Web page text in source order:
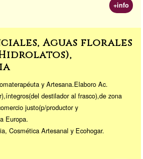
+info
Aguas florales
y Artesana.Elaboro Ac.
destilador al frasco),de zona
justo(p/productor y
Europa.
Cosmética Artesanal y Ecohogar.